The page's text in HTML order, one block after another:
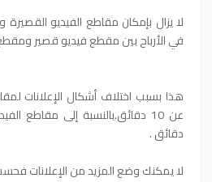
لا يزال بإمكان مقاطع الفيديو
في الأرباح بين مقطع فيديو قصير
هذا بسبب اختلاف أشكال الإعلانات
دقائق .
لا يمكنك وضع المزيد من الإعلانات